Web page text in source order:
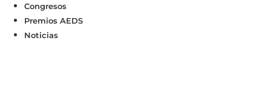
Congresos
Premios AEDS
Noticias